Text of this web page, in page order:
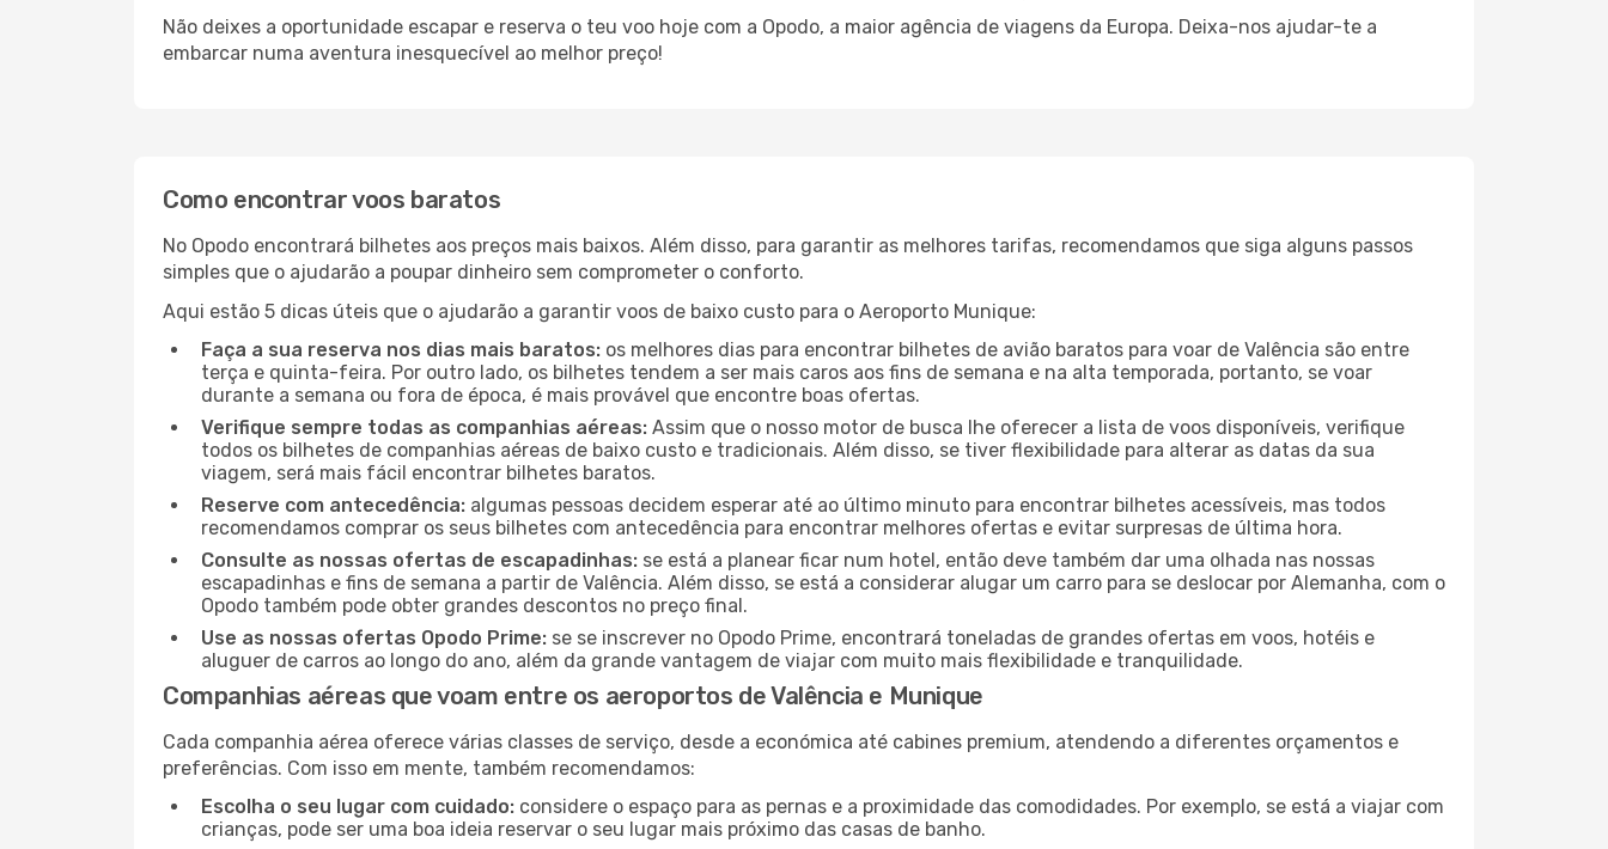
Não deixes a oportunidade escapar e reserva o teu voo hoje com a Opodo, a maior agência de viagens da Europa. Deixa-nos ajudar-te a
embarcar numa aventura inesquecível ao melhor preço!
Como encontrar voos baratos
No Opodo encontrará bilhetes aos preços mais baixos. Além disso, para garantir as melhores tarifas, recomendamos que siga alguns passos
simples que o ajudarão a poupar dinheiro sem comprometer o conforto.
Aqui estão 5 dicas úteis que o ajudarão a garantir voos de baixo custo para o Aeroporto Munique:
Faça a sua reserva nos dias mais baratos: os melhores dias para encontrar bilhetes de avião baratos para voar de Valência são entre
terça e quinta-feira. Por outro lado, os bilhetes tendem a ser mais caros aos fins de semana e na alta temporada, portanto, se voar
durante a semana ou fora de época, é mais provável que encontre boas ofertas.
Verifique sempre todas as companhias aéreas: Assim que o nosso motor de busca lhe oferecer a lista de voos disponíveis, verifique
todos os bilhetes de companhias aéreas de baixo custo e tradicionais. Além disso, se tiver flexibilidade para alterar as datas da sua
viagem, será mais fácil encontrar bilhetes baratos.
Reserve com antecedência: algumas pessoas decidem esperar até ao último minuto para encontrar bilhetes acessíveis, mas todos
recomendamos comprar os seus bilhetes com antecedência para encontrar melhores ofertas e evitar surpresas de última hora.
Consulte as nossas ofertas de escapadinhas: se está a planear ficar num hotel, então deve também dar uma olhada nas nossas
escapadinhas e fins de semana a partir de Valência. Além disso, se está a considerar alugar um carro para se deslocar por Alemanha, com o
Opodo também pode obter grandes descontos no preço final.
Use as nossas ofertas Opodo Prime: se se inscrever no Opodo Prime, encontrará toneladas de grandes ofertas em voos, hotéis e
aluguer de carros ao longo do ano, além da grande vantagem de viajar com muito mais flexibilidade e tranquilidade.
Companhias aéreas que voam entre os aeroportos de Valência e Munique
Cada companhia aérea oferece várias classes de serviço, desde a económica até cabines premium, atendendo a diferentes orçamentos e
preferências. Com isso em mente, também recomendamos:
Escolha o seu lugar com cuidado: considere o espaço para as pernas e a proximidade das comodidades. Por exemplo, se está a viajar com
crianças, pode ser uma boa ideia reservar o seu lugar mais próximo das casas de banho.